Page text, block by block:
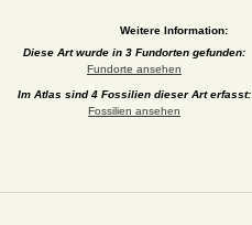
Weitere Information:
Diese Art wurde in 3 Fundorten gefunden:
Fundorte ansehen
Im Atlas sind 4 Fossilien dieser Art erfasst:
Fossilien ansehen